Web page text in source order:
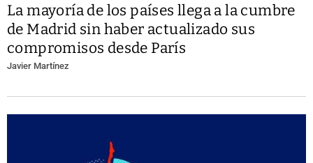
La mayoría de los países llega a la cumbre
de Madrid sin haber actualizado sus
compromisos desde París
Javier Martínez